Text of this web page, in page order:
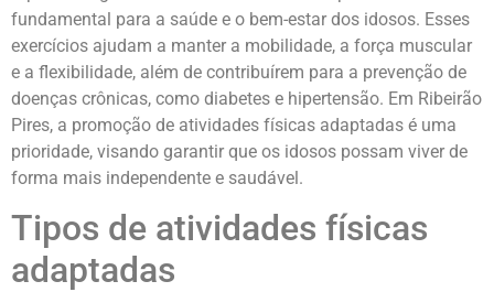
fundamental para a saúde e o bem-estar dos idosos. Esses
exercícios ajudam a manter a mobilidade, a força muscular
e a flexibilidade, além de contribuírem para a prevenção de
doenças crônicas, como diabetes e hipertensão. Em Ribeirão
Pires, a promoção de atividades físicas adaptadas é uma
prioridade, visando garantir que os idosos possam viver de
forma mais independente e saudável.
Tipos de atividades físicas
adaptadas